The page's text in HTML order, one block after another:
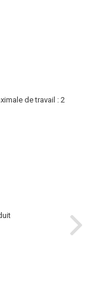
de travail : 2